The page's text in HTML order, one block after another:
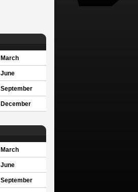
March
June
September
December
March
June
September